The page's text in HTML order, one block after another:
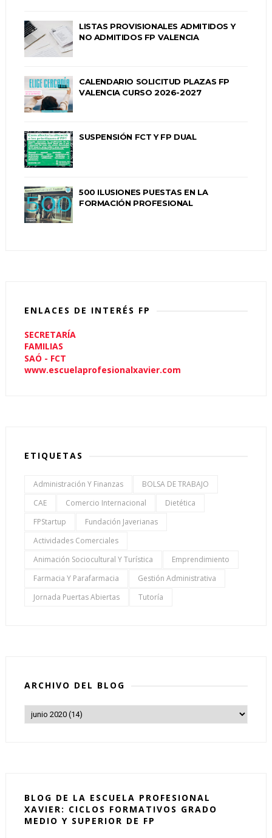
LISTAS PROVISIONALES ADMITIDOS Y
NO ADMITIDOS FP VALENCIA
CALENDARIO SOLICITUD PLAZAS FP
VALENCIA CURSO 2026-2027
SUSPENSIÓN FCT Y FP DUAL
500 ILUSIONES PUESTAS EN LA
FORMACIÓN PROFESIONAL
ENLACES DE INTERÉS FP
SECRETARÍA
FAMILIAS
SAÓ - FCT
www.escuelaprofesionalxavier.com
ETIQUETAS
Administración Y Finanzas
BOLSA DE TRABAJO
CAE
Comercio Internacional
Dietética
FPStartup
Fundación Javerianas
Actividades Comerciales
Animación Sociocultural Y Turística
Emprendimiento
Farmacia Y Parafarmacia
Gestión Administrativa
Jornada Puertas Abiertas
Tutoría
ARCHIVO DEL BLOG
BLOG DE LA ESCUELA PROFESIONAL
XAVIER: CICLOS FORMATIVOS GRADO
MEDIO Y SUPERIOR DE FP